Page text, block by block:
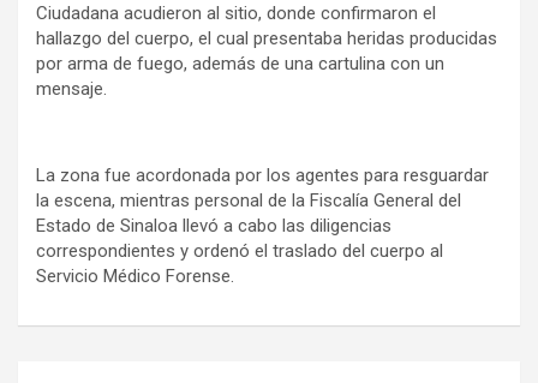
Ciudadana acudieron al sitio, donde confirmaron el
hallazgo del cuerpo, el cual presentaba heridas producidas
por arma de fuego, además de una cartulina con un
mensaje.
La zona fue acordonada por los agentes para resguardar
la escena, mientras personal de la Fiscalía General del
Estado de Sinaloa llevó a cabo las diligencias
correspondientes y ordenó el traslado del cuerpo al
Servicio Médico Forense.